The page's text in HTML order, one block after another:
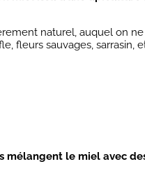
naturel, auquel on
fleurs sauvages, sarrasin,
le miel avec